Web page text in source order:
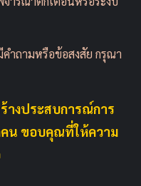
คำถามหรือข้อสงสัย กรุณา
างประสบการณ์การ
น ขอบคุณที่ให้ความ